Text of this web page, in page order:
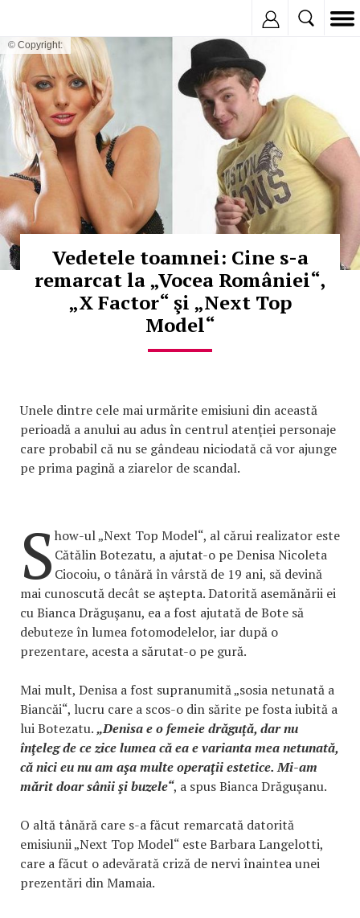
© Copyright:
Vedetele toamnei: Cine s-a
remarcat la „Vocea României“,
„X Factor“ şi „Next Top
Model“
Unele dintre cele mai urmărite emisiuni din această
perioadă a anului au adus în centrul atenţiei personaje
care probabil că nu se gândeau niciodată că vor ajunge
pe prima pagină a ziarelor de scandal.
Show-ul „Next Top Model“, al cărui realizator este
Cătălin Botezatu, a ajutat-o pe Denisa Nicoleta
Ciocoiu, o tânără în vârstă de 19 ani, să devină
mai cunoscută decât se aştepta. Datorită asemănării ei
cu Bianca Drăguşanu, ea a fost ajutată de Bote să
debuteze în lumea fotomodelelor, iar după o
prezentare, acesta a sărutat-o pe gură.
Mai mult, Denisa a fost supranumită „sosia netunată a
Biancăi“, lucru care a scos-o din sărite pe fosta iubită a
lui Botezatu.„Denisa e o femeie drăguţă, dar nu
înţeleg de ce zice lumea că ea e varianta mea netunată,
că nici eu nu am aşa multe operaţii estetice. Mi-am
mărit doar sânii şi buzele“, a spus Bianca Drăguşanu.
O altă tânără care s-a făcut remarcată datorită
emisiunii „Next Top Model“ este Barbara Langelotti,
care a făcut o adevărată criză de nervi înaintea unei
prezentări din Mamaia.